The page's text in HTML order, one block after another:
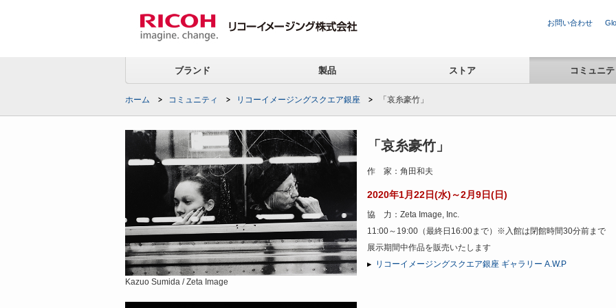
お問い合わせ
ブランド 製品 ストア コミュニテ
ホーム コミュニティ リコーイメージングスクエア銀座 「哀糸豪竹」
Kazuo Sumida / Zeta Image
「哀糸豪竹」
作 家：角田和夫
2020年1月22日(水)～2月9日(日)
協 力：Zeta Image, Inc.
11:00～19:00（最終日16:00まで）※入館は閉館時間30分前まで
展示期間中作品を販売いたします
リコーイメージングスクエア銀座 ギャラリー A.W.P